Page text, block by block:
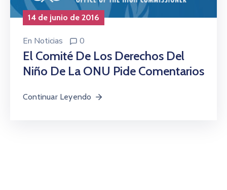
14 de junio de 2016
En Noticias 0
El Comité De Los Derechos Del
Niño De La ONU Pide Comentarios
Continuar Leyendo